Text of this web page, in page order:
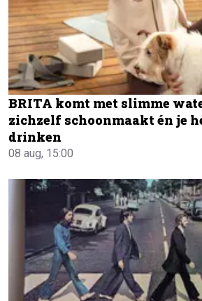
BRITA komt met slimme
zichzelf schoonmaakt én je
drinken
08 aug, 15:00